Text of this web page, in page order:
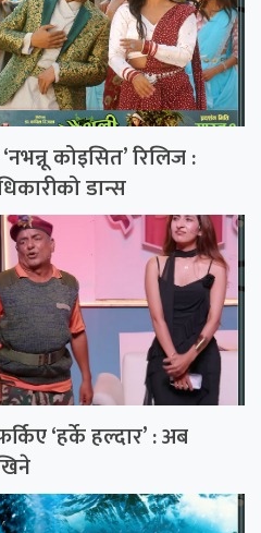
कोइसित’ रिलिज :
डान्स
‘हर्के हल्दार’ : अब